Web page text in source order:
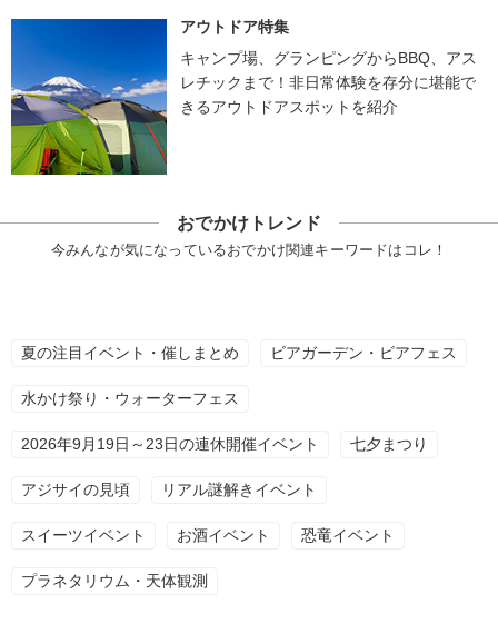
アウトドア特集
キャンプ場、グランピングからBBQ、アス
レチックまで！非日常体験を存分に堪能で
きるアウトドアスポットを紹介
おでかけトレンド
今みんなが気になっているおでかけ関連キーワードはコレ！
夏の注目イベント・催しまとめ ビアガーデン・ビアフェス
水かけ祭り・ウォーターフェス
2026年9月19日～23日の連休開催イベント 七夕まつり
アジサイの見頃 リアル謎解きイベント
スイーツイベント お酒イベント 恐竜イベント
プラネタリウム・天体観測